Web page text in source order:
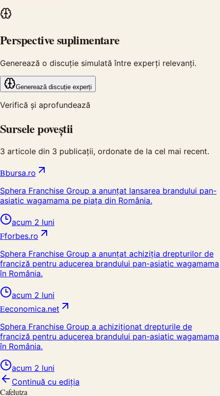
Perspective suplimentare
Generează o discuție simulată între experți relevanți.
Generează discuție experți
Verifică și aprofundează
Sursele poveștii
3 articole din 3 publicații, ordonate de la cel mai recent.
Bbursa.ro
Sphera Franchise Group a anunțat lansarea brandului pan-
asiatic wagamama pe piața din România.
acum 2 luni
Fforbes.ro
Sphera Franchise Group a anunțat achiziția drepturilor de
franciză pentru aducerea brandului pan-asiatic wagamama
în România.
acum 2 luni
Eeconomica.net
Sphera Franchise Group a achiziționat drepturile de
franciză pentru aducerea brandului pan-asiatic wagamama
în România.
acum 2 luni
Continuă cu ediția
Cafelutza